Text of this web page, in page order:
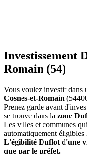
Investissement
Romain (54)
Vous voulez investir dans
Cosnes-et-Romain
Prenez garde avant
se trouve dans la zone
Les villes et communes
automatiquement éligibles
L'égibilité Duflot d'une
que par le préfet.